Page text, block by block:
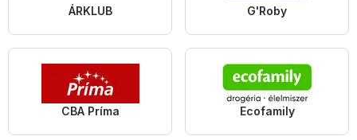
ÁRKLUB G'Roby
CBA Príma Ecofamily